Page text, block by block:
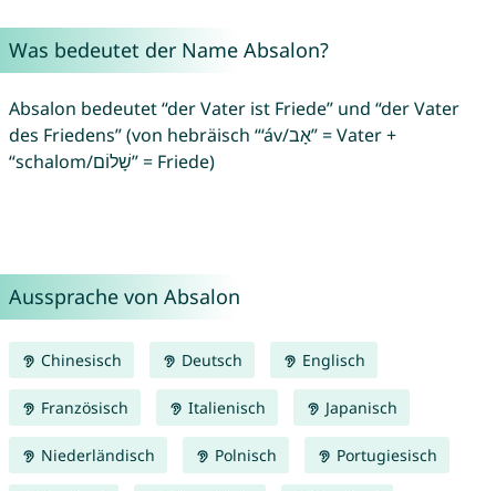
Was bedeutet der Name Absalon?
Absalon bedeutet “der Vater ist Friede” und “der Vater
des Friedens” (von hebräisch “‘áv/אָב” = Vater +
“schalom/שָׁלוֹם” = Friede)
Aussprache von Absalon
Chinesisch Deutsch Englisch
Französisch Italienisch Japanisch
Niederländisch Polnisch Portugiesisch